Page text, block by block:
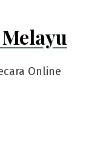
Online